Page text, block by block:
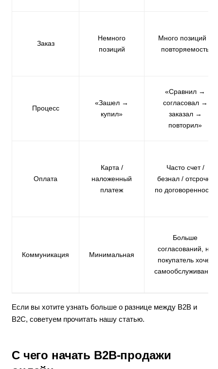
Заказ
Немного
позиций
Много позиций и
повторяемость
Процесс
«Зашел →
купил»
«Сравнил →
согласовал →
заказал →
повторил»
Оплата
Карта /
наложенный
платеж
Часто счет /
безнал / отсрочка
по договоренности
Коммуникация Минимальная
Больше
согласований, но
покупатель хочет
самообслуживания
Если вы хотите узнать больше о разнице между B2B и
B2C, советуем прочитать нашу статью.
С чего начать B2B-продажи